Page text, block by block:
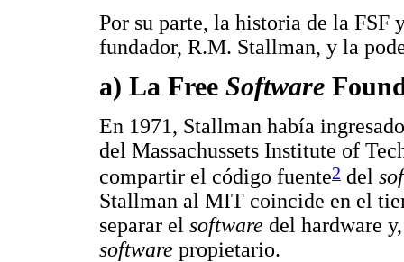
Por su parte, la historia de la FSF
fundador, R.M. Stallman, y la
a) La Free Software
En 1971, Stallman había
del Massachussets Institute of
compartir el código fuente2 del
Stallman al MIT coincide en el
separar el software del hardware
software propietario.